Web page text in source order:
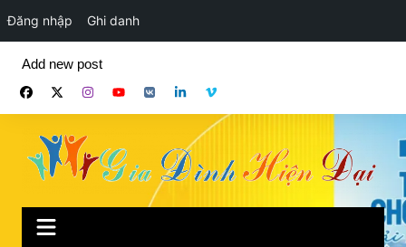
Đăng nhập Ghi danh
phần
Add new post